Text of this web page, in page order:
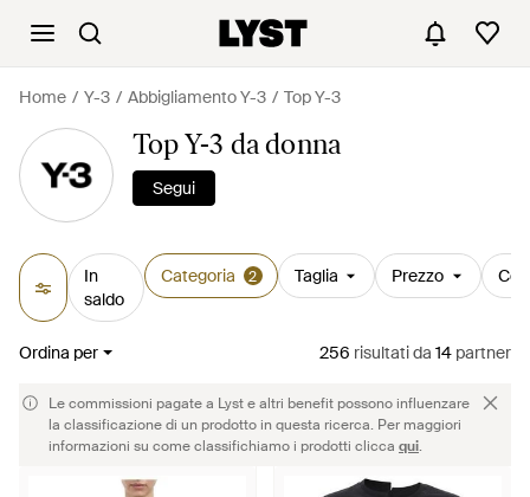
Home Y-3 Abbigliamento Y-3 Top Y-3
Top Y-3 da donna
Segui
In
saldo
Categoria 2 Taglia Prezzo
Ordina per 256 risultatida 14 partner
Le commissioni pagate a Lyst e altri benefit possono influenzare
la classificazione di un prodotto in questa ricerca. Per maggiori
informazioni su come classifichiamo i prodotti clicca qui.